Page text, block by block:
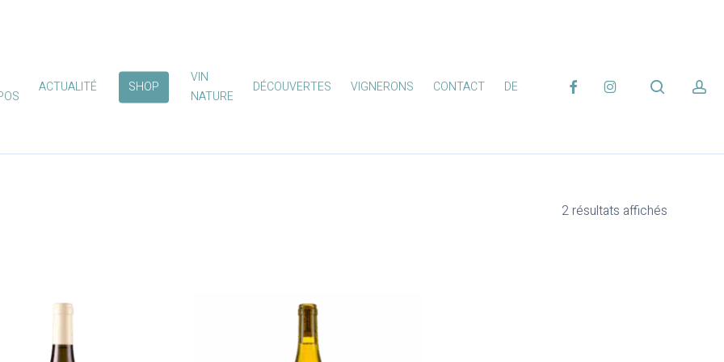
ACTUALITÉ SHOP
VIN
NATURE
DÉCOUVERTES VIGNERONS CONTACT DE FACEBOOKINSTAGRAM search
2 résultats affichés